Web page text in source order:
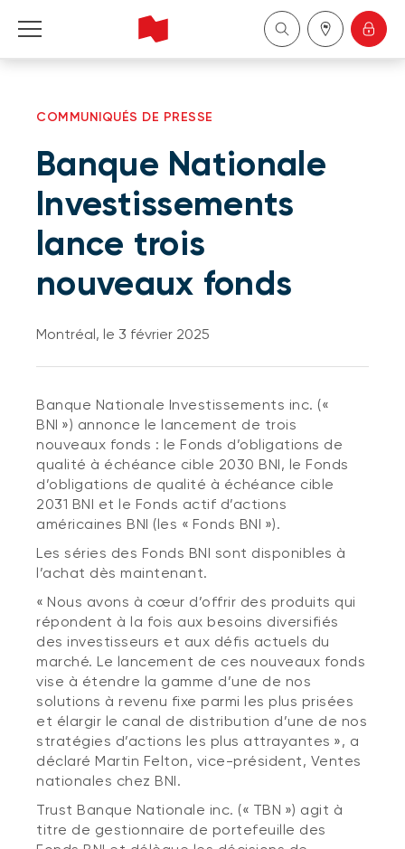
Gestion de patrimoine
À propos de nous
Devenir client
English
COMMUNIQUÉS DE PRESSE
Banque Nationale
Investissements
lance trois
nouveaux fonds
Montréal, le 3 février 2025
Banque Nationale Investissements inc. («
BNI ») annonce le lancement de trois
nouveaux fonds : le Fonds d’obligations de
qualité à échéance cible 2030 BNI, le Fonds
d’obligations de qualité à échéance cible
2031 BNI et le Fonds actif d’actions
américaines BNI (les « Fonds BNI »).
Les séries des Fonds BNI sont disponibles à
l’achat dès maintenant.
« Nous avons à cœur d’offrir des produits qui
répondent à la fois aux besoins diversifiés
des investisseurs et aux défis actuels du
marché. Le lancement de ces nouveaux fonds
vise à étendre la gamme d’une de nos
solutions à revenu fixe parmi les plus prisées
et élargir le canal de distribution d’une de nos
stratégies d’actions les plus attrayantes », a
déclaré Martin Felton, vice-président, Ventes
nationales chez BNI.
Trust Banque Nationale inc. (« TBN ») agit à
titre de gestionnaire de portefeuille des